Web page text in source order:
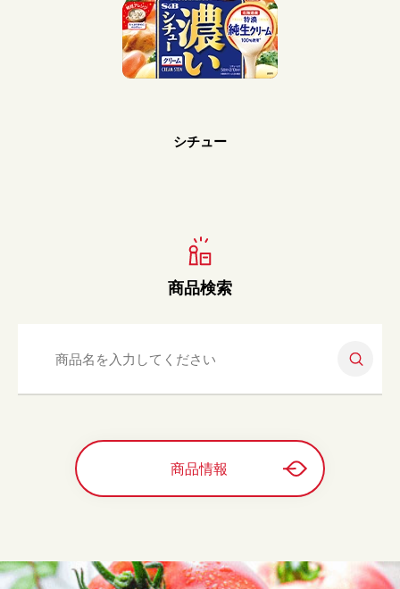
シチュー
商品検索
商品情報